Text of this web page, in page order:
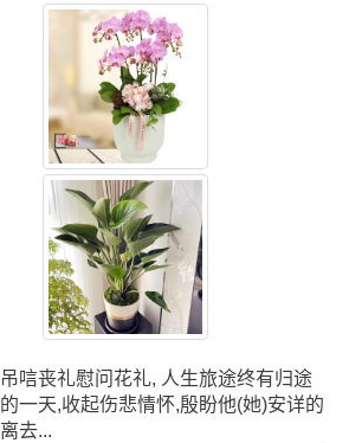
吊唁丧礼慰问花礼, 人生旅途终有归途
的一天,收起伤悲情怀,殷盼他(她)安详的
离去...